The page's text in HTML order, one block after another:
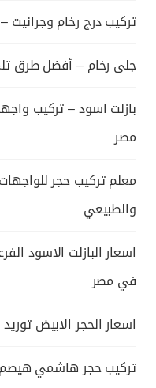
تركيب درج رخام وجرانيت – افضل 5 انواع
جلى رخام – أفضل طرق
بازلت اسود – تركيب
مصر
معلم تركيب حجر
والطبيعي
اسعار البازلت الاسود
في مصر
اسعار الحجر الابيض
تركيب حجر هاشمي هيصم